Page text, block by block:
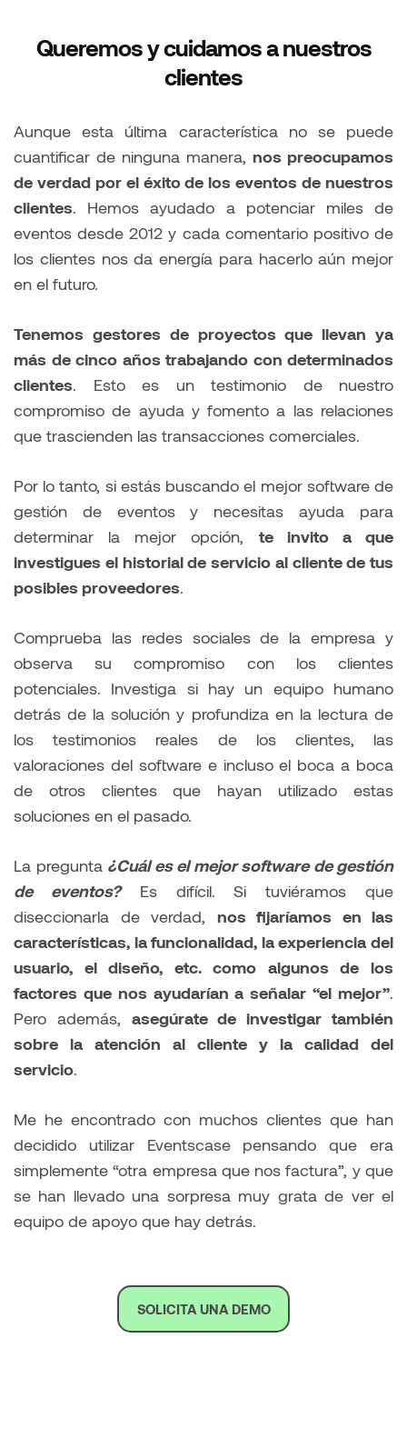
Queremos y cuidamos a nuestros
clientes
Aunque esta última característica no se puede
cuantificar de ninguna manera, nos preocupamos
de verdad por el éxito de los eventos de nuestros
clientes. Hemos ayudado a potenciar miles de
eventos desde 2012 y cada comentario positivo de
los clientes nos da energía para hacerlo aún mejor
en el futuro.
Tenemos gestores de proyectos que llevan ya
más de cinco años trabajando con determinados
clientes. Esto es un testimonio de nuestro
compromiso de ayuda y fomento a las relaciones
que trascienden las transacciones comerciales.
Por lo tanto, si estás buscando el mejor software de
gestión de eventos y necesitas ayuda para
determinar la mejor opción, te invito a que
investigues el historial de servicio al cliente de tus
posibles proveedores.
Comprueba las redes sociales de la empresa y
observa su compromiso con los clientes
potenciales. Investiga si hay un equipo humano
detrás de la solución y profundiza en la lectura de
los testimonios reales de los clientes, las
valoraciones del software e incluso el boca a boca
de otros clientes que hayan utilizado estas
soluciones en el pasado.
La pregunta ¿Cuál es el mejor software de gestión
de eventos?Es difícil. Si tuviéramos que
diseccionarla de verdad, nos fijaríamos en las
características, la funcionalidad, la experiencia del
usuario, el diseño, etc. como algunos de los
factores que nos ayudarían a señalar “el mejor”.
Pero además, asegúrate de investigar también
sobre la atención al cliente y la calidad del
servicio.
Me he encontrado con muchos clientes que han
decidido utilizar Eventscase pensando que era
simplemente “otra empresa que nos factura”, y que
se han llevado una sorpresa muy grata de ver el
equipo de apoyo que hay detrás.
SOLICITA UNA DEMO